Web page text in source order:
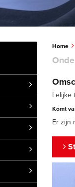
Home
Lelijke
Komt
Er zijn